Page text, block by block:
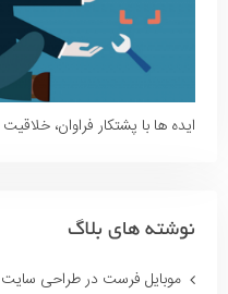
ایده ها با پشتکار فراوان،
نوشته های بلاگ
موبایل فرست در طراحی